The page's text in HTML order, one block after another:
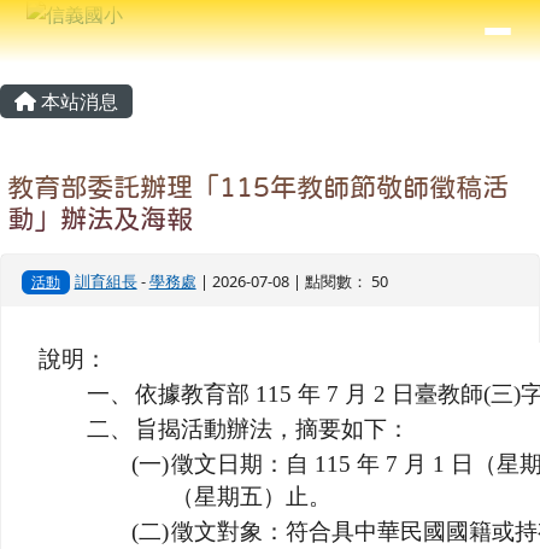
跳至主內容區
信義國小
⏸
導覽列
主內容區域
本站消息
教育部委託辦理「115年教師節敬師徵稿活
動」辦法及海報
活動 訓育組長-學務處 | 2026-07-08 | 點閱數： 50
說明：
一、 依據教育部 115 年 7 月 2 日臺教師(三)
二、
旨揭活動辦法，摘要如下：
(一)徵文日期：自 115 年 7 月 1 日（星
（星期五）止。
(二)徵文對象：符合具中華民國國籍或
頁尾區域